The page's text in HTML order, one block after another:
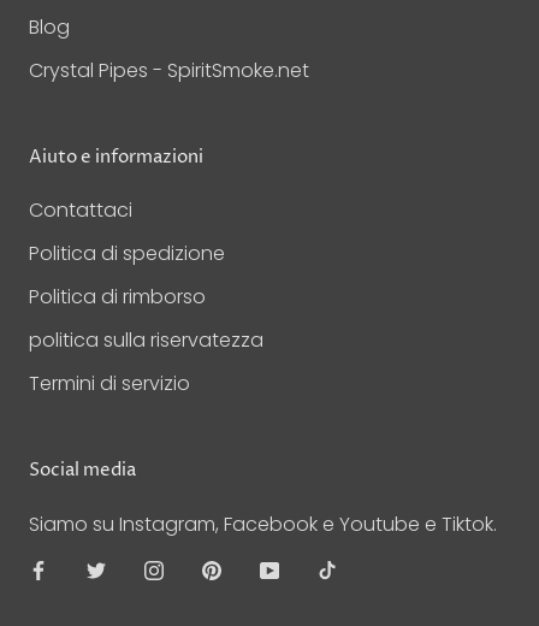
Blog
Crystal Pipes - SpiritSmoke.net
Aiuto e informazioni
Contattaci
Politica di spedizione
Politica di rimborso
politica sulla riservatezza
Termini di servizio
Social media
Siamo su Instagram, Facebook e Youtube e Tiktok.